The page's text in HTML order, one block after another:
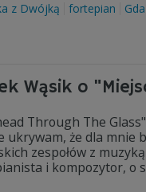
z Dwójką fortepian
Wąsik o
Through The
że dla mnie
zespołów z
i kompozytor, o